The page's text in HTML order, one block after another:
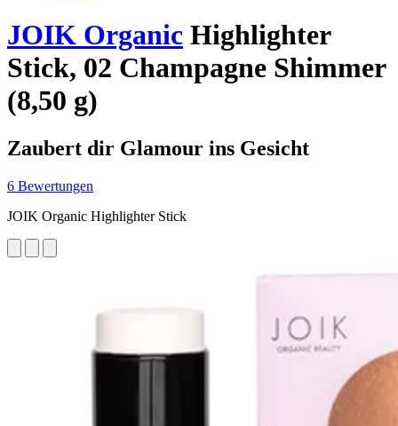
JOIK Organic Highlighter
Stick, 02 Champagne Shimmer
(8,50 g)
Zaubert dir Glamour ins Gesicht
6 Bewertungen
JOIK Organic Highlighter Stick